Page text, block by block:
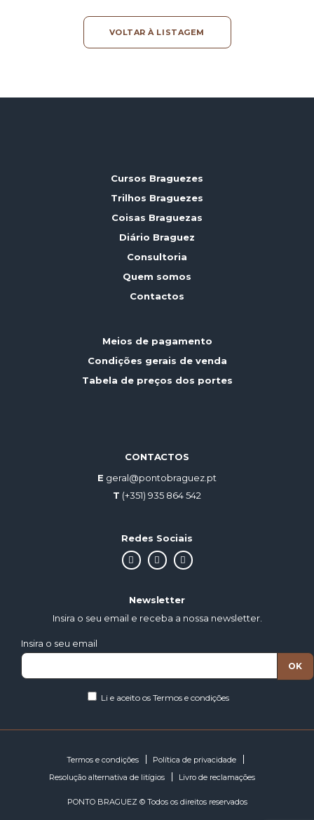
VOLTAR À LISTAGEM
Cursos Braguezes
Trilhos Braguezes
Coisas Braguezas
Diário Braguez
Consultoria
Quem somos
Contactos
Meios de pagamento
Condições gerais de venda
Tabela de preços dos portes
CONTACTOS
E geral@pontobraguez.pt
T (+351) 935 864 542
Redes Sociais
Newsletter
Insira o seu email e receba a nossa newsletter.
Insira o seu email
Li e aceito os Termos e condições
Termos e condições
Política de privacidade
Resolução alternativa de litígios
Livro de reclamações
PONTO BRAGUEZ © Todos os direitos reservados